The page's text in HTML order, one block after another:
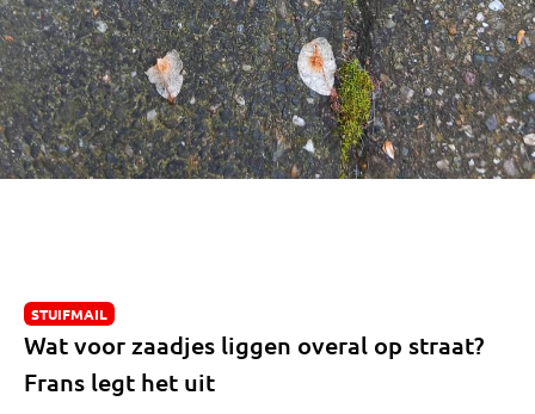
STUIFMAIL
Wat voor zaadjes liggen overal op straat?
Frans legt het uit